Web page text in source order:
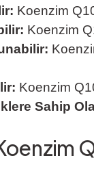
Koenzim
Koenzim
Koenzim
Sahip